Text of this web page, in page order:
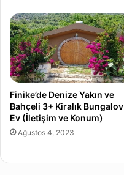
Finike’de Denize Yakın ve
Bahçeli 3+ Kiralık Bungalov
Ev (İletişim ve Konum)
Ağustos 4, 2023